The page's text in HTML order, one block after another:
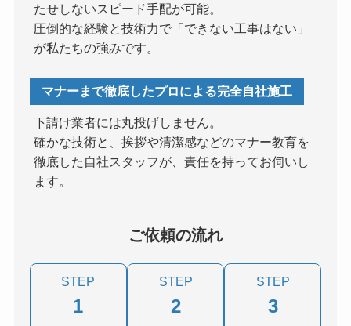
たせしないスピード手配が可能。
圧倒的な経験と技術力で「できない工事はない」
が私たちの強みです。
マナーまで徹底したプロによる完全自社施工
下請け業者には丸投げしません。
確かな技術と、挨拶や清潔感などのマナー教育を
徹底した自社スタッフが、責任を持ってお伺いし
ます。
ご依頼の流れ
STEP
1
STEP
2
STEP
3